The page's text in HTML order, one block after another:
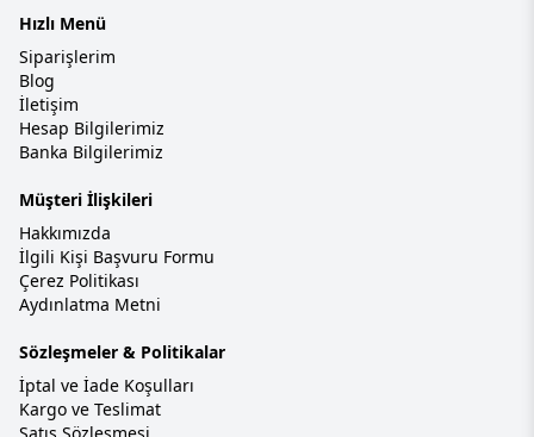
Hızlı Menü
Siparişlerim
Blog
İletişim
Hesap Bilgilerimiz
Banka Bilgilerimiz
Müşteri İlişkileri
Hakkımızda
İlgili Kişi Başvuru Formu
Çerez Politikası
Aydınlatma Metni
Sözleşmeler & Politikalar
İptal ve İade Koşulları
Kargo ve Teslimat